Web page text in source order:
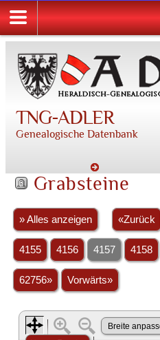
TNG-ADLER
Genealogische Datenbank
Grabsteine
» Alles anzeigen «Zurück
4155 4156 4157 4158
62756» Vorwärts»